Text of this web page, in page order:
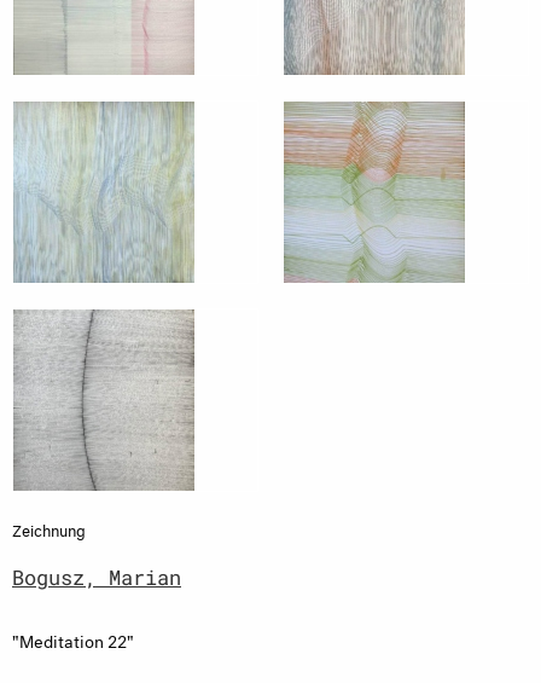
Zeichnung
Bogusz, Marian
"Meditation 22"